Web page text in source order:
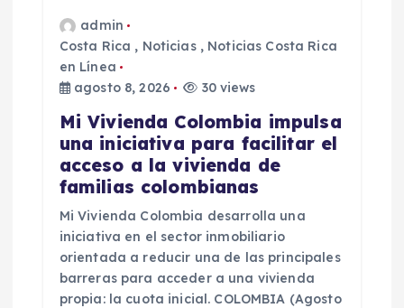
admin
Costa Rica , Noticias, Noticias Costa Rica
en Línea
agosto 8, 2026
30 views
Mi Vivienda Colombia impulsa
una iniciativa para facilitar el
acceso a la vivienda de
familias colombianas
Mi Vivienda Colombia desarrolla una
iniciativa en el sector inmobiliario
orientada a reducir una de las principales
barreras para acceder a una vivienda
propia: la cuota inicial. COLOMBIA (Agosto